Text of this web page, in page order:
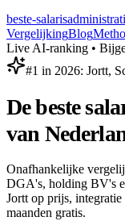
beste-
VergelijkingBlog
Live AI-ranking •
#1 in 2026: Jortt,
De beste
van
Onafhankelijke
DGA's, holding BV's
Jortt op prijs,
maanden gratis.